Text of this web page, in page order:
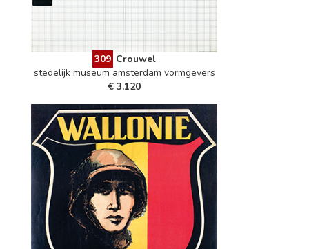
309 Crouwel
stedelijk museum amsterdam vormgevers
€ 3.120